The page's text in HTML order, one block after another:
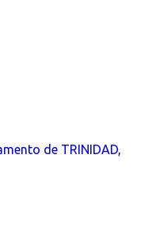
de TRINIDAD,